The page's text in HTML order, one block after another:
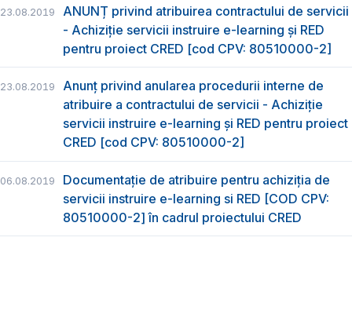
23.08.2019
ANUNȚ privind atribuirea contractului de servicii
- Achiziție servicii instruire e-learning și RED
pentru proiect CRED [cod CPV: 80510000-2]
23.08.2019
Anunț privind anularea procedurii interne de
atribuire a contractului de servicii - Achiziție
servicii instruire e-learning și RED pentru proiect
CRED [cod CPV: 80510000-2]
06.08.2019
Documentație de atribuire pentru achiziţia de
servicii instruire e-learning si RED [COD CPV:
80510000-2] în cadrul proiectului CRED